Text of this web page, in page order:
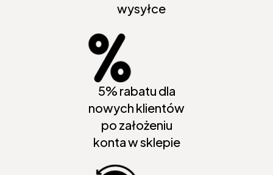
wysyłce
5% rabatu dla
nowych klientów
po założeniu
konta w sklepie